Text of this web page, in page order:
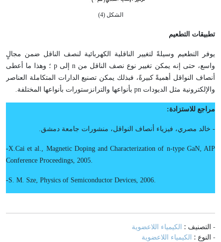
الشكل (4)
تطبيقات التطعيم
يوفر التطعيم وسيلةً لتغيير الناقلية الكهربائية لنصف الناقل ضمن مجالٍ
واسع، حتى إنه يمكن تغيير نوع نصف الناقل منn إلىp ؛ وهذا ما أعطى
أنصاف النواقل أهميةً كبيرةً، فبذلك يمكن تصنيع الدارات المتكاملة العناصر
والإلكترونية مثل الديودات pn بأنواعها والترانزستورات بأنواعها المختلفة.
مراجع للاستزادة:
- خالد مصري، فيزياء أنصاف النواقل، منشورات جامعة دمشق.
-X.Cai et al., Magnetic Doping and Characterization of n-type GaN, AIP
Conference Proceedings, 2005.
-S. M. Sze, Physics of Semiconductor Devices, 2006.
- التصنيف : الكيمياء اللاعضوية
- النوع : الكيمياء اللاعضوية